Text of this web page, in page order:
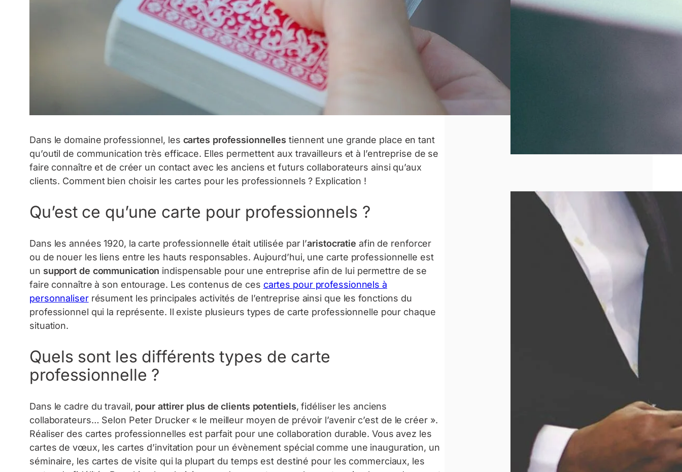
Dans le domaine professionnel, les cartes professionnelles tiennent une grande place en tant
qu’outil de communication très efficace. Elles permettent aux travailleurs et à l’entreprise de se
faire connaître et de créer un contact avec les anciens et futurs collaborateurs ainsi qu’aux
clients. Comment bien choisir les cartes pour les professionnels ? Explication !
Qu’est ce qu’une carte pour professionnels ?
Dans les années 1920, la carte professionnelle était utilisée par l’aristocratie afin de renforcer
ou de nouer les liens entre les hauts responsables. Aujourd’hui, une carte professionnelle est
un support de communication indispensable pour une entreprise afin de lui permettre de se
faire connaître à son entourage. Les contenus de ces cartes pour professionnels à
personnaliserrésument les principales activités de l’entreprise ainsi que les fonctions du
professionnel qui la représente. Il existe plusieurs types de carte professionnelle pour chaque
situation.
Quels sont les différents types de carte
professionnelle ?
Dans le cadre du travail, pour attirer plus de clients potentiels, fidéliser les anciens
collaborateurs… Selon Peter Drucker « le meilleur moyen de prévoir l’avenir c’est de le créer ».
Réaliser des cartes professionnelles est parfait pour une collaboration durable. Vous avez les
cartes de vœux, les cartes d’invitation pour un évènement spécial comme une inauguration, un
séminaire, les cartes de visite qui la plupart du temps est destiné pour les commerciaux, les
Comment
obtenir le
meilleur prix
lors d’un
rachat d’or ?